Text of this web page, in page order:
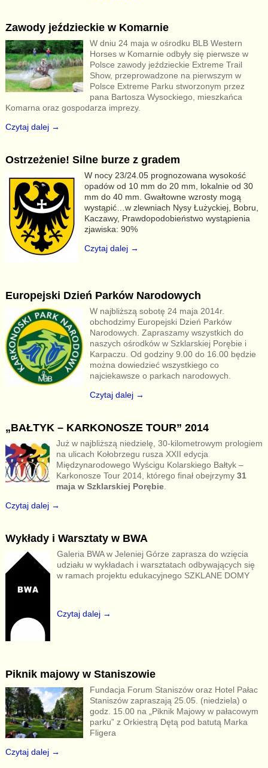
Zawody jeździeckie w Komarnie
W dniu 24 maja w ośrodku BLB Western
Horses w Komarnie odbyły się pierwsze w
Polsce zawody jeździeckie Extreme Trail
Show, przeprowadzone na pierwszym w
Polsce Extreme Parku stworzonym przez
pana Bartosza Wysockiego, mieszkańca
Komarna oraz gospodarza imprezy.
Czytaj dalej →
Ostrzeżenie! Silne burze z gradem
W nocy 23/24.05 prognozowana wysokość
opadów od 10 mm do 20 mm, lokalnie od 30
mm do 40 mm. Gwałtowne wzrosty mogą
wystąpić…w zlewniach Nysy Łużyckiej, Bobru,
Kaczawy, Prawdopodobieństwo wystąpienia
zjawiska: 90%
Czytaj dalej →
Europejski Dzień Parków Narodowych
W najbliższą sobotę 24 maja 2014r.
obchodzimy Europejski Dzień Parków
Narodowych. Zapraszamy wszystkich do
naszych ośrodków w Szklarskiej Porębie i
Karpaczu. Od godziny 9.00 do 16.00 będzie
można dowiedzieć wszystkiego co
najciekawsze o parkach narodowych.
Czytaj dalej →
„BAŁTYK – KARKONOSZE TOUR” 2014
Już w najbliższą niedzielę, 30-kilometrowym prologiem
na ulicach Kołobrzegu rusza XXII edycja
Międzynarodowego Wyścigu Kolarskiego Bałtyk –
Karkonosze Tour 2014, którego finał obejrzymy 31
maja w Szklarskiej Porębie.
Czytaj dalej →
Wykłady i Warsztaty w BWA
Galeria BWA w Jeleniej Górze zaprasza do wzięcia
udziału w wykładach i warsztatach odbywających się
w ramach projektu edukacyjnego SZKLANE DOMY
Czytaj dalej →
Piknik majowy w Staniszowie
Fundacja Forum Staniszów oraz Hotel Pałac
Staniszów zapraszają 25.05. (niedziela) o
godz. 15.00 na „Piknik Majowy w pałacowym
parku” z Orkiestrą Dętą pod batutą Marka
Fligera
Czytaj dalej →